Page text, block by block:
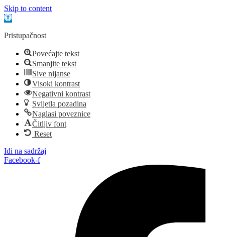
Skip to content
Open toolbar
Pristupačnost
Povećajte tekst
Smanjite tekst
Sive nijanse
Visoki kontrast
Negativni kontrast
Svijetla pozadina
Naglasi poveznice
Čitljiv font
Reset
Idi na sadržaj
Facebook-f